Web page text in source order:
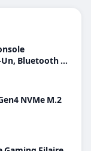
Bluetooth et
NVMe M.2